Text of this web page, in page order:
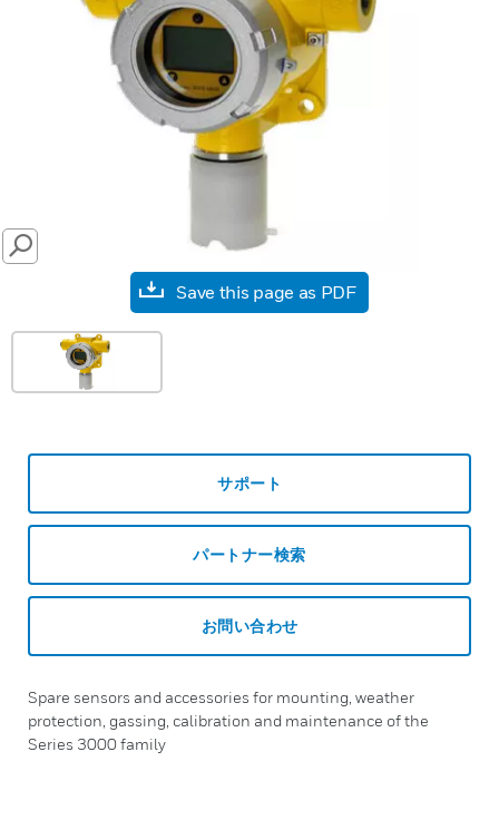
SEARCH
Save this page as PDF
サポート
パートナー検索
お問い合わせ
Spare sensors and accessories for mounting, weather
protection, gassing, calibration and maintenance of the
Series 3000 family